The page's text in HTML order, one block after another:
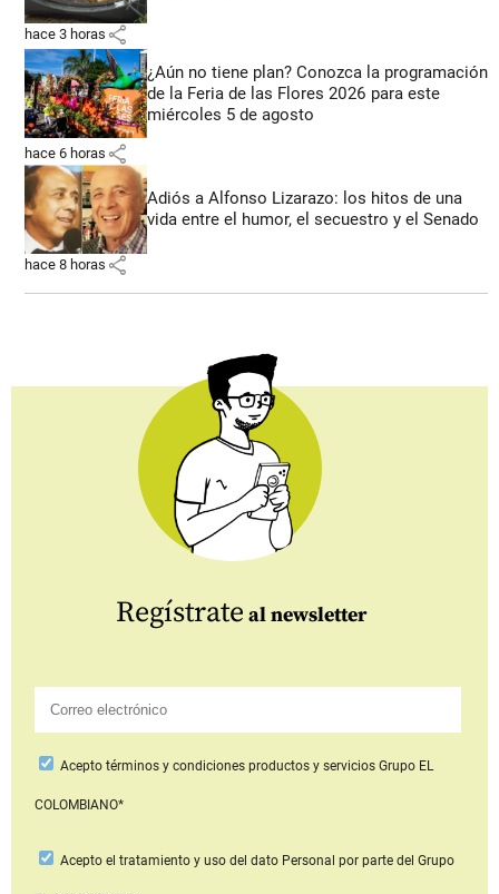
hace 3 horas share
¿Aún no tiene plan? Conozca la programación
de la Feria de las Flores 2026 para este
miércoles 5 de agosto
hace 6 horas share
Adiós a Alfonso Lizarazo: los hitos de una
vida entre el humor, el secuestro y el Senado
hace 8 horas share
Regístrate al newsletter
Aceptotérminos y condiciones productos y serviciosGrupo EL
COLOMBIANO*
Acepto el tratamiento y uso del dato Personal por parte del Grupo